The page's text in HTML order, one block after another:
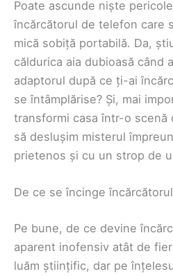
Poate ascunde niște
încărcătorul de telefon care
mică sobiță portabilă. Da,
căldurica aia dubioasă când
adaptorul după ce ți-ai
se întâmplărise? Și, mai
transformi casa într-o scenă
să deslușim misterul
prietenos și cu un strop de
De ce se încinge
Pe bune, de ce devine
aparent inofensiv atât de
luăm științific, dar pe